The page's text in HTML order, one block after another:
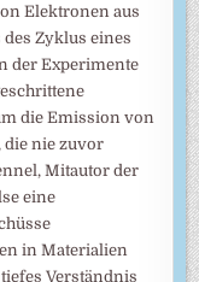
Elektronen aus
Zyklus eines
der Experimente
die Emission von
die nie zuvor
Mitautor der
eine
in Materialien
Verständnis